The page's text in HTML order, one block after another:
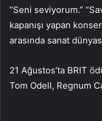
“Seni seviyorum.”
kapanışı yapan
arasında sanat
21 Ağustos’ta BRIT
Tom Odell, Regnum